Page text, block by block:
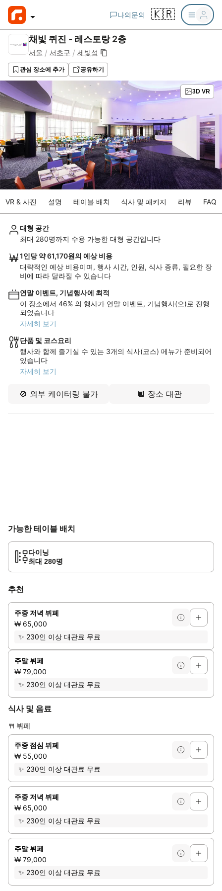
나의문의 🇰🇷
채빛 퀴진 - 레스토랑 2층
서울 / 서초구 / 세빛섬
관심 장소에 추가 공유하기
3D VR
VR & 사진 설명 테이블 배치 식사 및 패키지 리뷰 FAQ
대형 공간
최대 280명까지 수용 가능한 대형 공간입니다
1인당 약 61,170원의 예상 비용
대략적인 예상 비용이며, 행사 시간, 인원, 식사 종류, 필요한 장
비에 따라 달라질 수 있습니다
연말 이벤트, 기념행사에 최적
이 장소에서 46% 의 행사가 연말 이벤트, 기념행사(으)로 진행
되었습니다
자세히 보기
단품 및 코스요리
행사와 함께 즐기실 수 있는 3개의 식사(코스) 메뉴가 준비되어
있습니다
자세히 보기
🚫 외부 케이터링 불가 🔲 장소 대관
가능한 테이블 배치
다이닝
최대 280명
추천
주중 저녁 뷔페
₩ 65,000
✨ 230인 이상 대관료 무료
주말 뷔페
₩ 79,000
✨ 230인 이상 대관료 무료
식사 및 음료
🍴 뷔페
주중 점심 뷔페
₩ 55,000
✨ 230인 이상 대관료 무료
주중 저녁 뷔페
₩ 65,000
✨ 230인 이상 대관료 무료
주말 뷔페
₩ 79,000
✨ 230인 이상 대관료 무료